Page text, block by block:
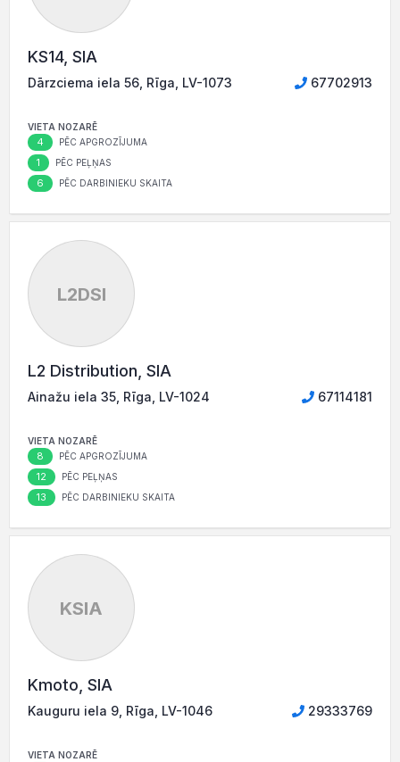
KS14, SIA
Dārzciema iela 56, Rīga, LV-1073 67702913
VIETA NOZARĒ
4 PĒC APGROZĪJUMA
1 PĒC PEĻŅAS
6 PĒC DARBINIEKU SKAITA
L2DSI
L2 Distribution, SIA
Ainažu iela 35, Rīga, LV-1024 67114181
VIETA NOZARĒ
8 PĒC APGROZĪJUMA
12 PĒC PEĻŅAS
13 PĒC DARBINIEKU SKAITA
KSIA
Kmoto, SIA
Kauguru iela 9, Rīga, LV-1046 29333769
VIETA NOZARĒ